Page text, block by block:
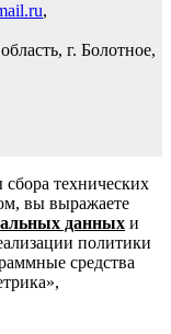
,
г. Болотное,
технических
вы выражаете
данных и
политики
средства